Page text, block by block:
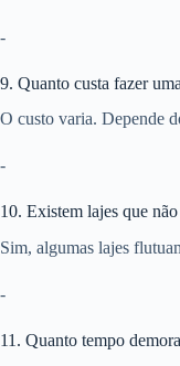
-
9. Quanto custa fazer
O custo varia. Depende
-
10. Existem lajes que
Sim, algumas lajes
-
11. Quanto tempo